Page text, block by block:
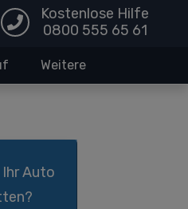
Kostenlose Hilfe
0800 555 65 61
Weitere
Auto